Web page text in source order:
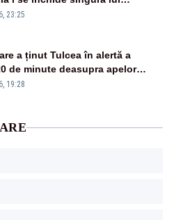
23:25
a ținut Tulcea în alertă a
de minute deasupra apelor
Au fost ridicate două F-16
19:28